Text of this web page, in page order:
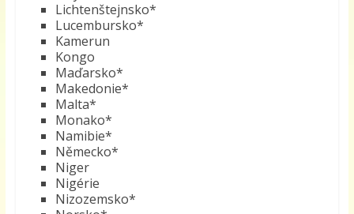
Lichtenštejnsko*
Lucembursko*
Kamerun
Kongo
Maďarsko*
Makedonie*
Malta*
Monako*
Namibie*
Německo*
Niger
Nigérie
Nizozemsko*